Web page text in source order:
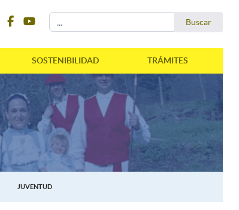
Buscar
SOSTENIBILIDAD TRÁMITES
JUVENTUD